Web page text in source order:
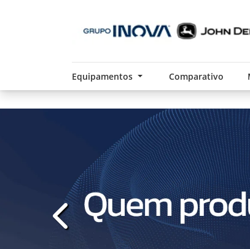
Equipamentos Comparativo
templates.template-